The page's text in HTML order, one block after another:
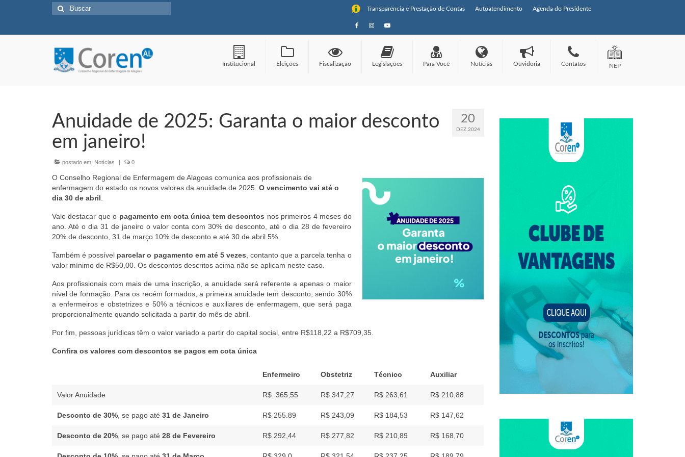
Transparência e Prestação de Contas Autoatendimento Agenda do Presidente
Buscar
por:
Institucional Eleições Fiscalização Legislações Para Você Notícias Ouvidoria Contatos NEP
20
DEZ 2024
Anuidade de 2025: Garanta o maior desconto
em janeiro!
postado em: Notícias | 0
O Conselho Regional de Enfermagem de Alagoas comunica aos profissionais de
enfermagem do estado os novos valores da anuidade de 2025. O vencimento vai até o
dia 30 de abril
Vale destacar que o pagamento em cota única tem descontos nos primeiros 4 meses do
ano. Até o dia 31 de janeiro o valor conta com 30% de desconto, até o dia 28 de fevereiro
20% de desconto, 31 de março 10% de desconto e até 30 de abril 5%.
Também é possível parcelar o pagamento em até 5 vezes , contanto que a parcela tenha o
valor mínimo de R$50,00. Os descontos descritos acima não se aplicam neste caso.
Aos profissionais com mais de uma inscrição, a anuidade será referente a apenas o maior
nível de formação. Para os recém formados, a primeira anuidade tem desconto, sendo 30%
a enfermeiros e obstetrizes e 50% a técnicos e auxiliares de enfermagem, que será paga
proporcionalmente quando solicitada a partir do mês de abril.
Por fim, pessoas jurídicas têm o valor variado a partir do capital social, entre R$118,22 a R$709,35.
Confira os valores com descontos se pagos em cota única
Enfermeiro Obstetriz Técnico Auxiliar
Valor Anuidade R$ 365,55 R$ 347,27 R$ 263,61 R$ 210,88
Desconto de 30% , se pago até 31 de Janeiro R$ 255.89 R$ 243,09 R$ 184,53 R$ 147,62
Desconto de 20% , se pago até 28 de Fevereiro R$ 292,44 R$ 277,82 R$ 210,89 R$ 168,70